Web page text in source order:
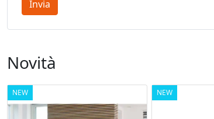
Invia
Novità
NEW NEW